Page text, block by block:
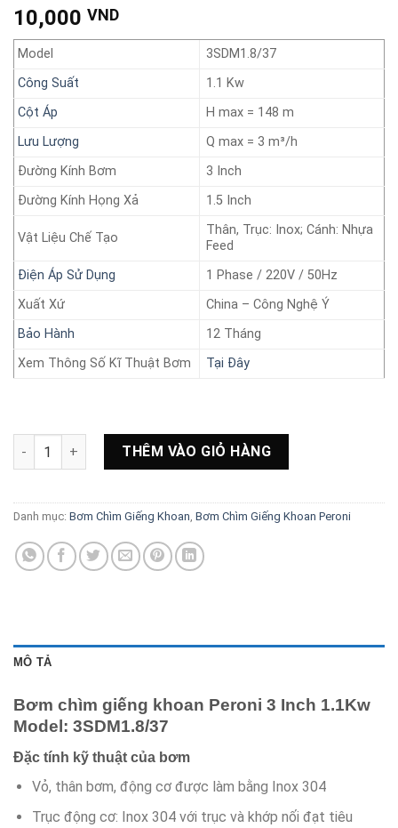
10,000 VND
Model
3SDM1.8/37
Công Suất
1.1 Kw
Cột Áp
H max = 148 m
Lưu Lượng
Q max = 3 m³/h
Đường Kính Bơm
3 Inch
Đường Kính Họng Xả
1.5 Inch
Vật Liệu Chế Tạo
Thân, Trục: Inox; Cánh: Nhựa
Feed
Điện Áp Sử Dụng
1 Phase / 220V / 50Hz
Xuất Xứ
China – Công Nghệ Ý
Bảo Hành
12 Tháng
Xem Thông Số Kĩ Thuật Bơm
Tại Đây
Bơm chìm giếng khoan Peroni 3 Inch 1.1Kw Model: 3SDM1.8/
THÊM VÀO GIỎ HÀNG
Danh mục: Bơm Chìm Giếng Khoan, Bơm Chìm Giếng Khoan Peroni
MÔ TẢ
Bơm chìm giếng khoan Peroni 3 Inch 1.1Kw
Model: 3SDM1.8/37
Đặc tính kỹ thuật của bơm
Vỏ, thân bơm, động cơ được làm bằng Inox 304
Trục động cơ: Inox 304 với trục và khớp nối đạt tiêu